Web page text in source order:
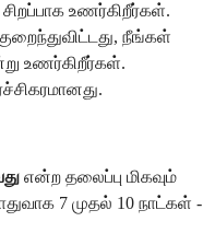
சிறப்பாக உணர்கிறீர்கள்.
நீங்கள்
உணர்கிறீர்கள்.
என்ற தலைப்பு மிகவும்
7 முதல் 10 நாட்கள் -